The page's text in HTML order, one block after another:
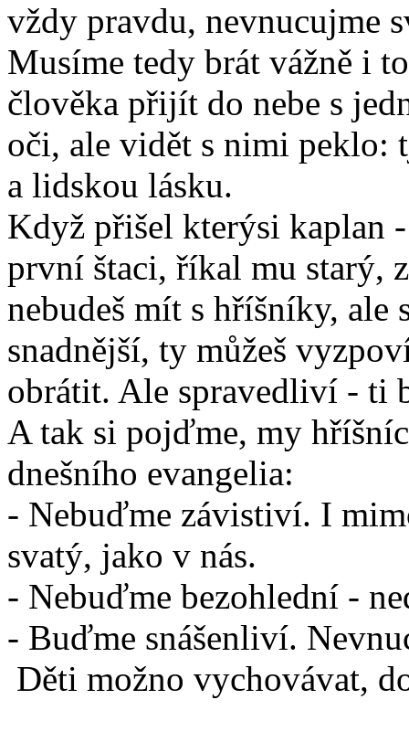
vždy pravdu, nevnucujme
Musíme tedy brát vážně i
člověka přijít do nebe s
oči, ale vidět s nimi peklo:
a lidskou lásku.
Když přišel kterýsi kaplan
první štaci, říkal mu starý,
nebudeš mít s hříšníky,
snadnější, ty můžeš
obrátit. Ale spravedliví - ti
A tak si pojďme, my
dnešního evangelia:
- Nebuďme závistiví. I
svatý, jako v nás.
- Nebuďme bezohlední -
- Buďme snášenliví.
Děti možno vychovávat,